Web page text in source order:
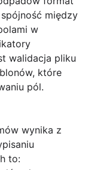
między
w
walidacja pliku
które
pól.
wynika z
to: